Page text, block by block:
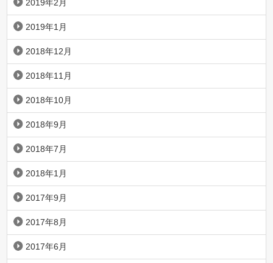
2019年2月
2019年1月
2018年12月
2018年11月
2018年10月
2018年9月
2018年7月
2018年1月
2017年9月
2017年8月
2017年6月